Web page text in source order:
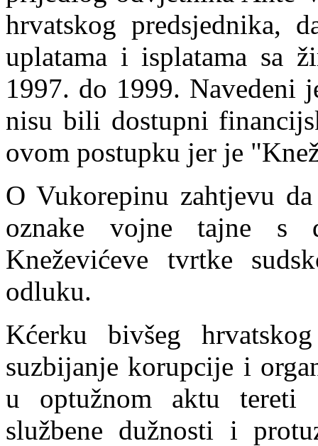
hrvatskog predsjednika,
uplatama i isplatama sa
1997. do 1999. Navedeni
nisu bili dostupni
ovom postupku jer je
O Vukorepinu zahtjevu
oznake vojne tajne s
Kneževićeve tvrtke
odluku.
Kćerku bivšeg
suzbijanje korupcije i
u optužnom aktu tereti
službene dužnosti i